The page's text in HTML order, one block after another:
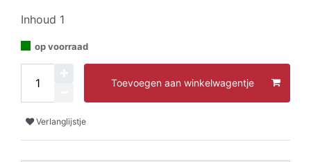
Inhoud 1
op voorraad
Toevoegen aan winkelwagentje
Verlanglijstje